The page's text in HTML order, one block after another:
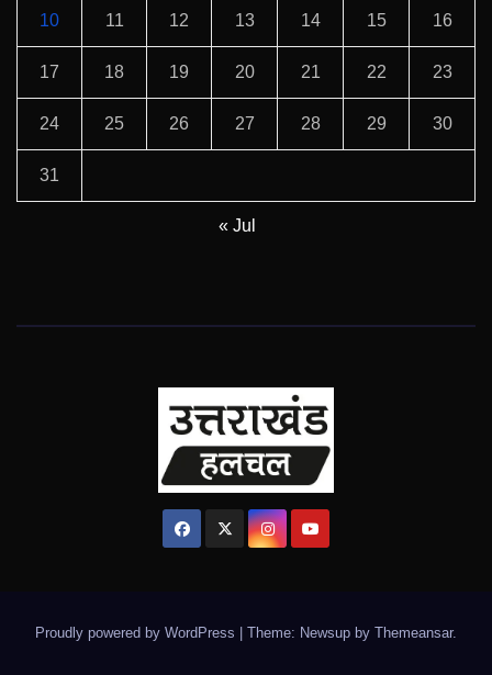
10 11 12 13 14 15 16
17 18 19 20 21 22 23
24 25 26 27 28 29 30
31
« Jul
Proudly powered by WordPress Theme: Newsup by Themeansar.